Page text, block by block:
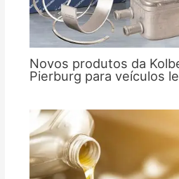
Novos produtos da
Pierburg para veículos